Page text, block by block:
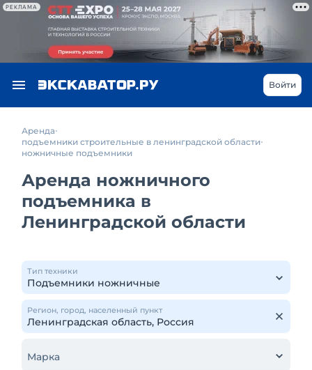
РЕКЛАМА
Войти
Аренда
подъемники строительные в ленинградской области
ножничные подъемники
Аренда ножничного
подъемника в
Ленинградской области
Тип техники
Регион, город, населенный пункт
Марка